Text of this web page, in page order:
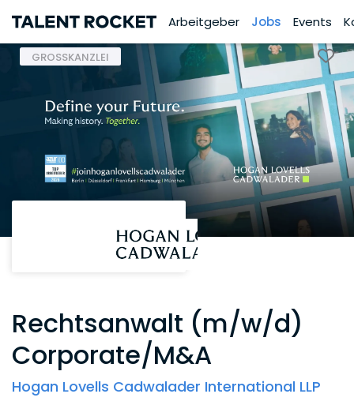
Arbeitgeber Jobs Events
GROSSKANZLEI
Rechtsanwalt (m/w/d)
Corporate/M&A
Hogan Lovells Cadwalader International LLP